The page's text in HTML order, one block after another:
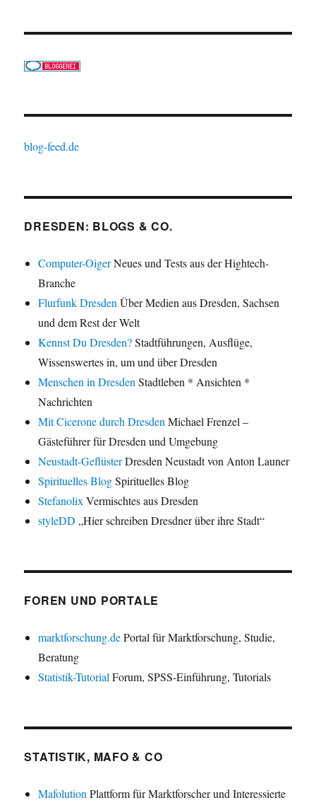
blog-feed.de
DRESDEN: BLOGS & CO.
Computer-OigerNeues und Tests aus der Hightech-
Branche
Flurfunk Dresden Über Medien aus Dresden, Sachsen
und dem Rest der Welt
Kennst Du Dresden?Stadtführungen, Ausflüge,
Wissenswertes in, um und über Dresden
Menschen in Dresden Stadtleben * Ansichten *
Nachrichten
Mit Cicerone durch Dresden Michael Frenzel –
Gästeführer für Dresden und Umgebung
Neustadt-GeflüsterDresden Neustadt von Anton Launer
Spirituelles BlogSpirituelles Blog
Stefanolix Vermischtes aus Dresden
styleDD „Hier schreiben Dresdner über ihre Stadt“
FOREN UND PORTALE
marktforschung.dePortal für Marktforschung, Studie,
Beratung
Statistik-Tutorial Forum, SPSS-Einführung, Tutorials
STATISTIK, MAFO & CO
Mafolution Plattform für Marktforscher und Interessierte